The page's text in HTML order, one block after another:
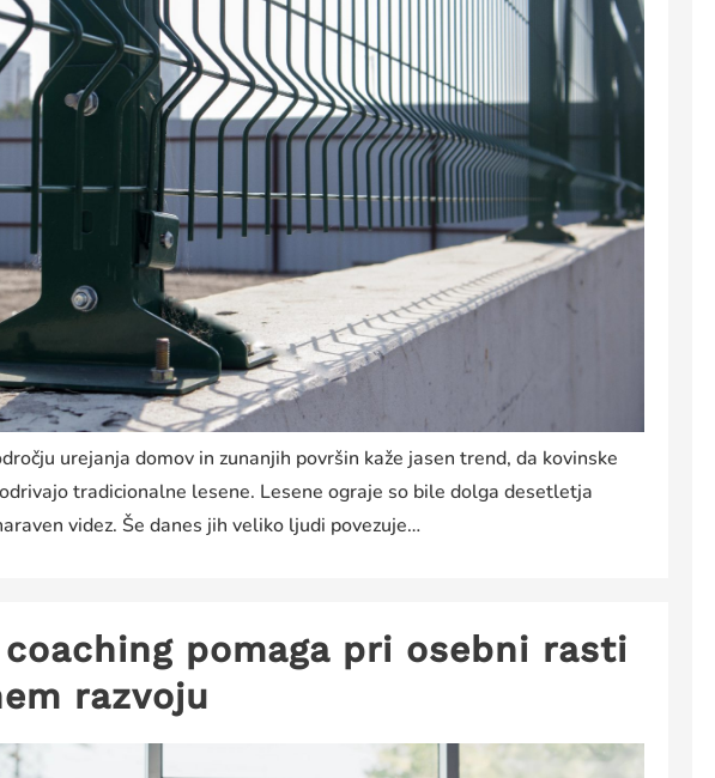
urejanja domov in zunanjih površin kaže jasen trend, da kovinske
tradicionalne lesene. Lesene ograje so bile dolga desetletja
videz. Še danes jih veliko ljudi povezuje…
pomaga pri osebni rasti
razvoju